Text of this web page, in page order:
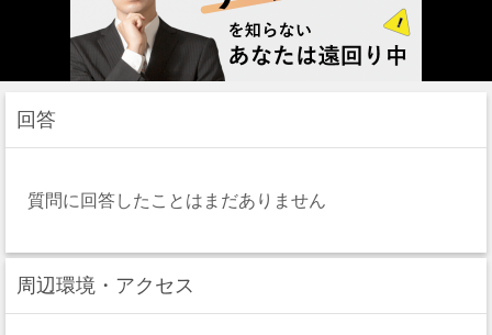
回答
質問に回答したことはまだありません
周辺環境・アクセス